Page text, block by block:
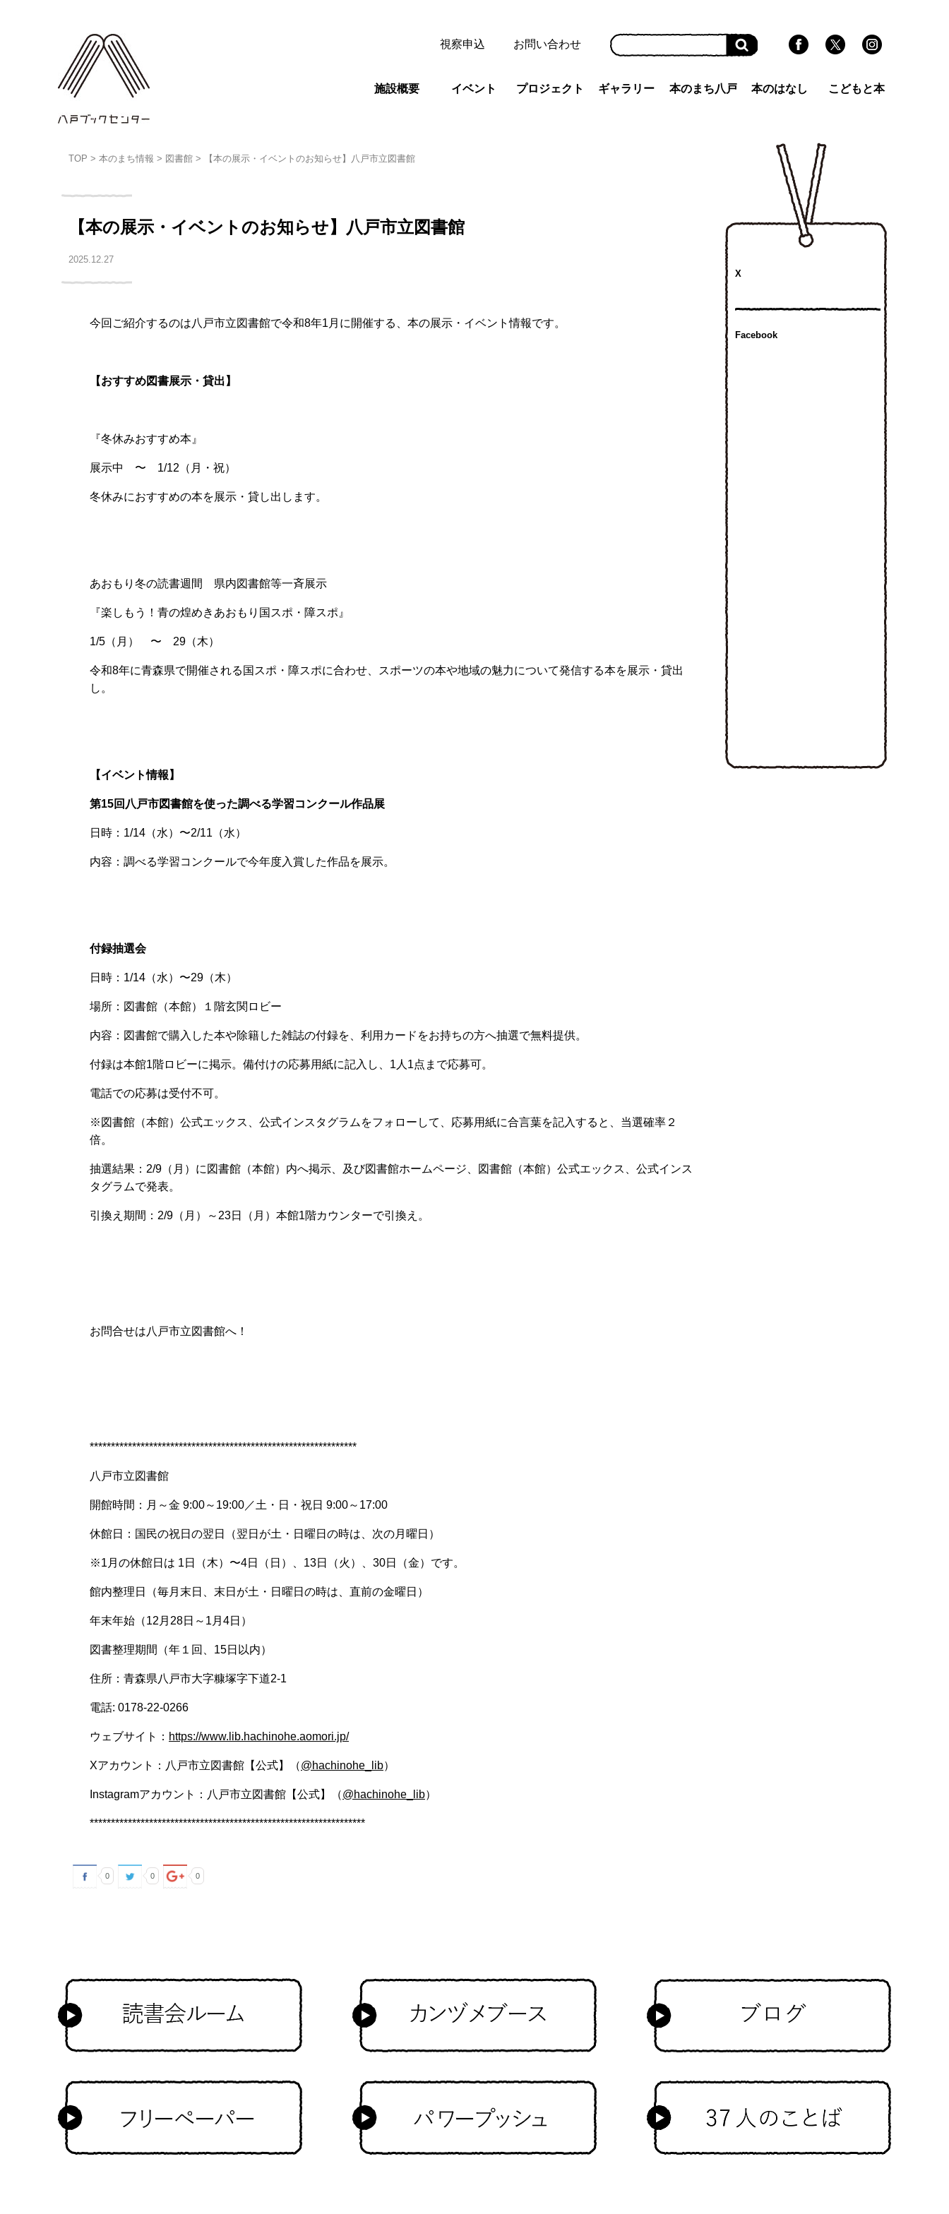
視察申込 お問い合わせ
施設概要 イベント プロジェクト ギャラリー 本のまち八戸 本のはなし こどもと本
TOP > 本のまち情報 > 図書館 > 【本の展示・イベントのお知らせ】八戸市立図書館
【本の展示・イベントのお知らせ】八戸市立図書館
2025.12.27
今回ご紹介するのは八戸市立図書館で令和8年1月に開催する、本の展示・イベント情報です。
【おすすめ図書展示・貸出】
『冬休みおすすめ本』
展示中 〜 1/12 （月・祝）
冬休みにおすすめの本を展示・貸し出します。
あおもり冬の読書週間 県内図書館等一斉展示
『楽しもう！青の煌めきあおもり国スポ・障スポ』
1/5（月） 〜 29（木）
令和8年に青森県で開催される国スポ・障スポに合わせ、スポーツの本や地域の魅力について発信する本を展示・貸出
し。
【イベント情報】
第15回八戸市図書館を使った調べる学習コンクール作品展
日時：1/14（水）〜2/11（水）
内容： 調べる学習コンクールで今年度入賞した作品を展示。
付録抽選会
日時：1/14（水）〜29（木）
場所： 図書館（本館）１階玄関ロビー
内容： 図書館で購入した本や除籍した雑誌の付録を、利用カードをお持ちの方へ抽選で無料提供。
付録は本館1階ロビーに掲示。備付けの応募用紙に記入し、 1 人 1点まで応募可。
電話での応募は受付不可。
※ 図書館（本館）公式エックス、公式インスタグラムをフォローして、応募用紙に合言葉を記入すると、当選確率２
倍。
抽選結果：2/9（月）に図書館（本館）内へ掲示、及び図書館ホームページ、図書館（本館）公式エックス、公式インス
タグラムで発表。
引換え期間：2/9（月）～ 23日（月）本館1階カウンターで引換え。
お問合せは八戸市立図書館へ！
***************************************************************
八戸市立図書館
開館時間：月～金 9:00～ 19:00／土・日・祝日 9:00～ 17:00
休館日：国民の祝日の翌日（翌日が土・日曜日の時は、次の月曜日）
※1 月の休館日は 1日（木）〜4日（日）、13日（火）、30日（金）です。
館内整理日（毎月末日、末日が土・日曜日の時は、直前の金曜日）
年末年始（12 月 28日～ 1 月 4日）
図書整理期間（年１回、 15日以内）
住所：青森県八戸市大字糠塚字下道2-1
電話: 0178-22-0266
ウェブサイト： https://www.lib.hachinohe.aomori.jp/
Xアカウント：八戸市立図書館【公式】（@hachinohe_lib）
Instagramアカウント：八戸市立図書館【公式】（@hachinohe_lib）
*****************************************************************
0 0 0
X
Facebook